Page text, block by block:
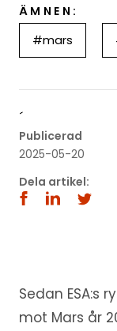
ÄMNEN:
#mars
´
Publicerad
2025-05-20
Dela artikel:
Sedan ESA:s
mot Mars år